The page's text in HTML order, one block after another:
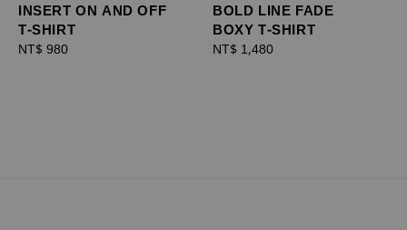
INSERT ON AND OFF
T-SHIRT
Regular
NT$ 980
BOLD LINE FADE
BOXY T-SHIRT
Regular
NT$ 1,480